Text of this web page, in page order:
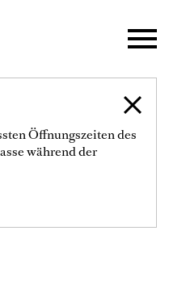
Öffnungszeiten des
während der